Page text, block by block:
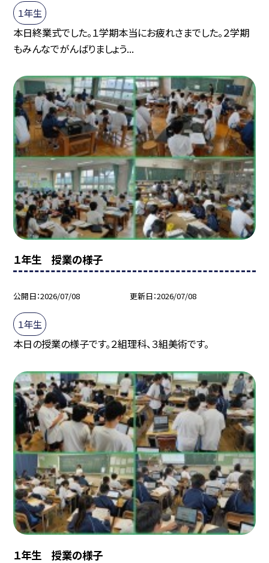
１年生
本日終業式でした。１学期本当にお疲れさまでした。２学期
もみんなでがんばりましょう...
１年生 授業の様子
公開日 2026/07/08 更新日 2026/07/08
１年生
本日の授業の様子です。２組理科、３組美術です。
１年生 授業の様子